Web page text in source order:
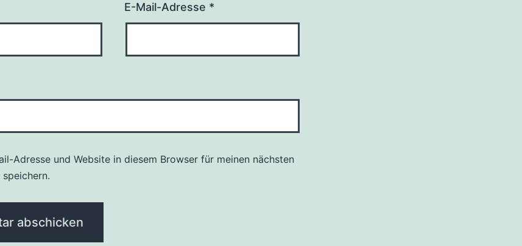
E-Mail-Adresse *
Adresse und Website in diesem Browser für meinen nächsten